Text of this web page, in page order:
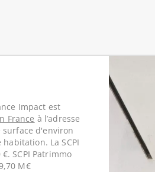
Impact est
France à l’adresse
d'environ
La SCPI
SCPI Patrimmo
M€